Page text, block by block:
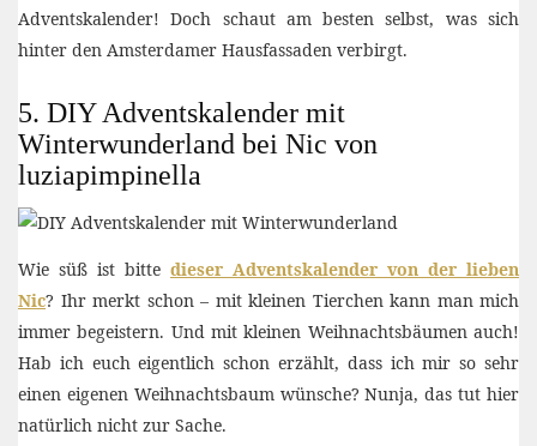
Adventskalender! Doch schaut am besten selbst, was sich
hinter den Amsterdamer Hausfassaden verbirgt.
5. DIY Adventskalender mit
Winterwunderland bei Nic von
luziapimpinella
Wie süß ist bitte dieser Adventskalender von der lieben
Nic? Ihr merkt schon – mit kleinen Tierchen kann man mich
immer begeistern. Und mit kleinen Weihnachtsbäumen auch!
Hab ich euch eigentlich schon erzählt, dass ich mir so sehr
einen eigenen Weihnachtsbaum wünsche? Nunja, das tut hier
natürlich nicht zur Sache.